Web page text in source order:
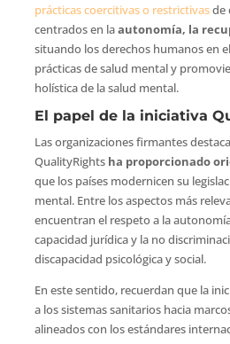
prácticas coercitivas o restrictivasde
centrados en laautonomía, la
situando los derechos humanos en
prácticas de salud mental y
holística de la salud mental.
El papel de la iniciativa
Las organizaciones firmantes
QualityRights ha proporcionado
que los países modernicen su
mental. Entre los aspectos más
encuentran el respeto a la
capacidad jurídica y la no
discapacidad psicológica y social.
En este sentido, recuerdan que la
a los sistemas sanitarios hacia
alineados con los estándares